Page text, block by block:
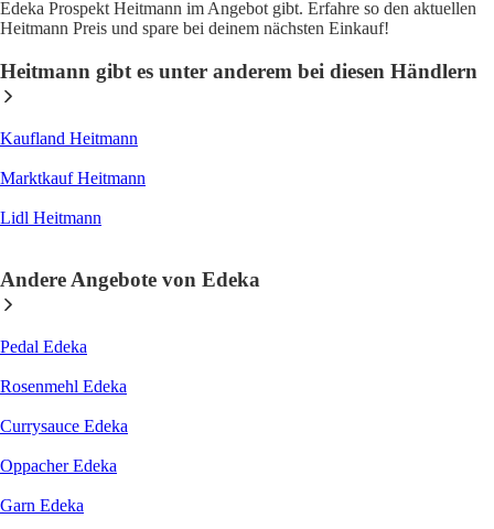
Edeka Prospekt Heitmann im Angebot gibt. Erfahre so den aktuellen
Heitmann Preis und spare bei deinem nächsten Einkauf!
Heitmann gibt es unter anderem bei diesen Händlern
Kaufland Heitmann
Marktkauf Heitmann
Lidl Heitmann
Andere Angebote von Edeka
Pedal Edeka
Rosenmehl Edeka
Currysauce Edeka
Oppacher Edeka
Garn Edeka